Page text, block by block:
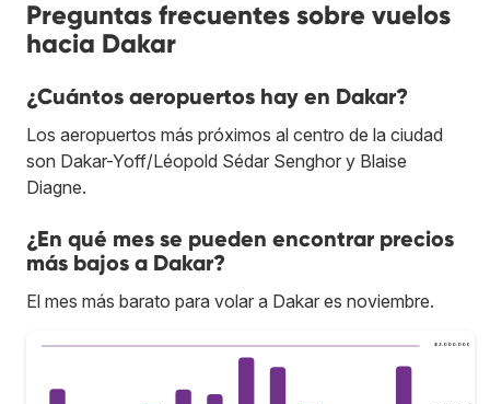
Preguntas frecuentes sobre vuelos
hacia Dakar
¿Cuántos aeropuertos hay en Dakar?
Los aeropuertos más próximos al centro de la ciudad
son Dakar-Yoff/Léopold Sédar Senghor y Blaise
Diagne.
¿En qué mes se pueden encontrar precios
más bajos a Dakar?
El mes más barato para volar a Dakar es noviembre.
$ 3.000.000